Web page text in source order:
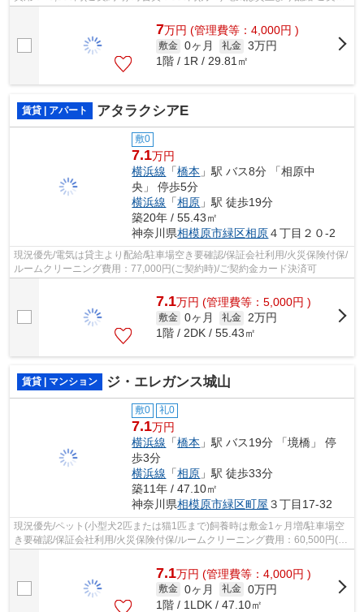
金カード決済可
7万円 (管理費等：4,000円 )
敷金 0ヶ月 礼金 3万円
1階 / 1R / 29.81㎡
賃貸 | アパート アタラクシアE
敷0
7.1万円
横浜線 「橋本 」駅 バス8分 「相原中
央」 停歩5分
横浜線 「相原 」駅 徒歩19分
築20年 / 55.43㎡
神奈川県相模原市緑区相原４丁目２０-2
現況優先/電気は貸主より配給/駐車場空き要確認/保証会社利用/火災保険付保/
ルームクリーニング費用：77,000円(ご契約時)/ご契約金カード決済可
7.1万円 (管理費等：5,000円 )
敷金 0ヶ月 礼金
2万円
1階 / 2DK / 55.43㎡
賃貸 | マンション ジ・エレガンス城山
敷0 礼0
7.1万円
横浜線 「橋本 」駅 バス19分 「境橋」 停
歩3分
横浜線 「相原 」駅 徒歩33分
築11年 / 47.10㎡
神奈川県相模原市緑区町屋 ３丁目17-32
現況優先/ペット(小型犬2匹または猫1匹まで)飼養時は敷金1ヶ月増/駐車場空
き要確認/保証会社利用/火災保険付保/ルームクリーニング費用：60,500円(ご
7.1万円 (管理費等：4,000円 )
敷金 0ヶ月 礼金 0万円
1階 / 1LDK / 47.10㎡